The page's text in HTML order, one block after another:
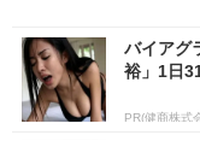
バイアグ
裕」1日
PR(健商株式